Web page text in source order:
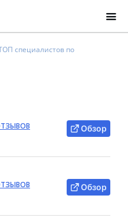
специалистов по
Обзор
Обзор